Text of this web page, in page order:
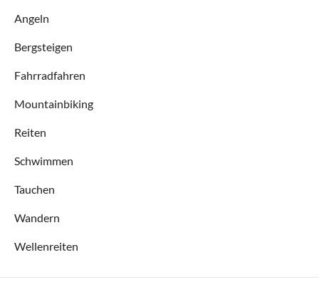
Angeln
Bergsteigen
Fahrradfahren
Mountainbiking
Reiten
Schwimmen
Tauchen
Wandern
Wellenreiten